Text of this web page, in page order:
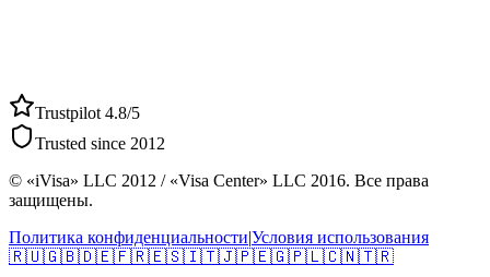
Trustpilot 4.8/5
Trusted since 2012
© «iVisa» LLC 2012 / «Visa Center» LLC 2016. Все права
защищены.
Политика конфиденциальности|Условия использования
🇷🇺🇬🇧🇩🇪🇫🇷🇪🇸🇮🇹🇯🇵🇪🇬🇵🇱🇨🇳🇹🇷